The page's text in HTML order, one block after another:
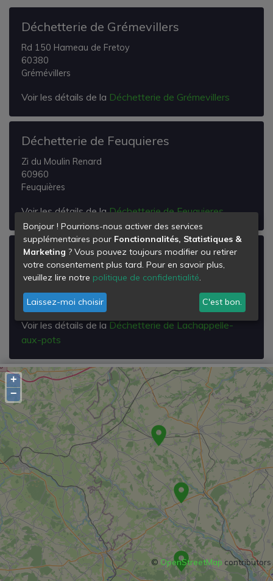
Déchetterie de Grémevillers
Rd 150 Hameau de Fretoy
60380
Grémévillers
Voir les détails de la Déchetterie de Grémevillers
Déchetterie de Feuquieres
Zi du Moulin Renard
60960
Feuquières
Voir les détails de laDéchetterie de Feuquieres
Déchetterie de Lachappelle-aux-pots
Rue de la Prairie
Lachapelle-aux-Pots
Voir les détails de laDéchetterie de Lachappelle-
aux-pots
+
−
© OpenStreetMap contributors
Bonjour ! Pourrions-nous activer des services
supplémentaires pour Fonctionnalités, Statistiques &
Marketing ? Vous pouvez toujours modifier ou retirer
votre consentement plus tard. Pour en savoir plus,
veuillez lire notre politique de confidentialité.
Laissez-moi choisir C'est bon.